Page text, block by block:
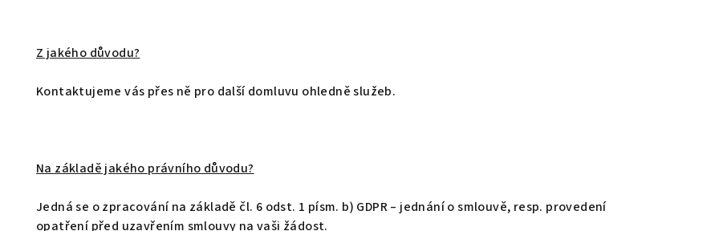
Z jakého důvodu?
Kontaktujeme vás přes ně pro další domluvu ohledně služeb.
Na základě jakého právního důvodu?
Jedná se o zpracování na základě čl. 6 odst. 1 písm. b) GDPR – jednání o smlouvě, resp. provedení
opatření před uzavřením smlouvy na vaši žádost.